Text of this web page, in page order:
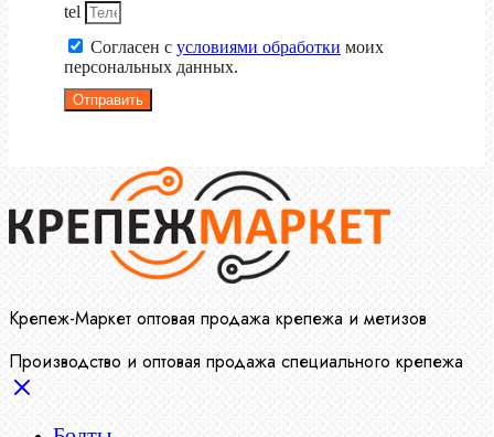
tel
Согласен с условиями обработки моих
персональных данных.
Отправить
Крепеж-Маркет оптовая продажа крепежа и метизов
Производство и оптовая продажа специального крепежа